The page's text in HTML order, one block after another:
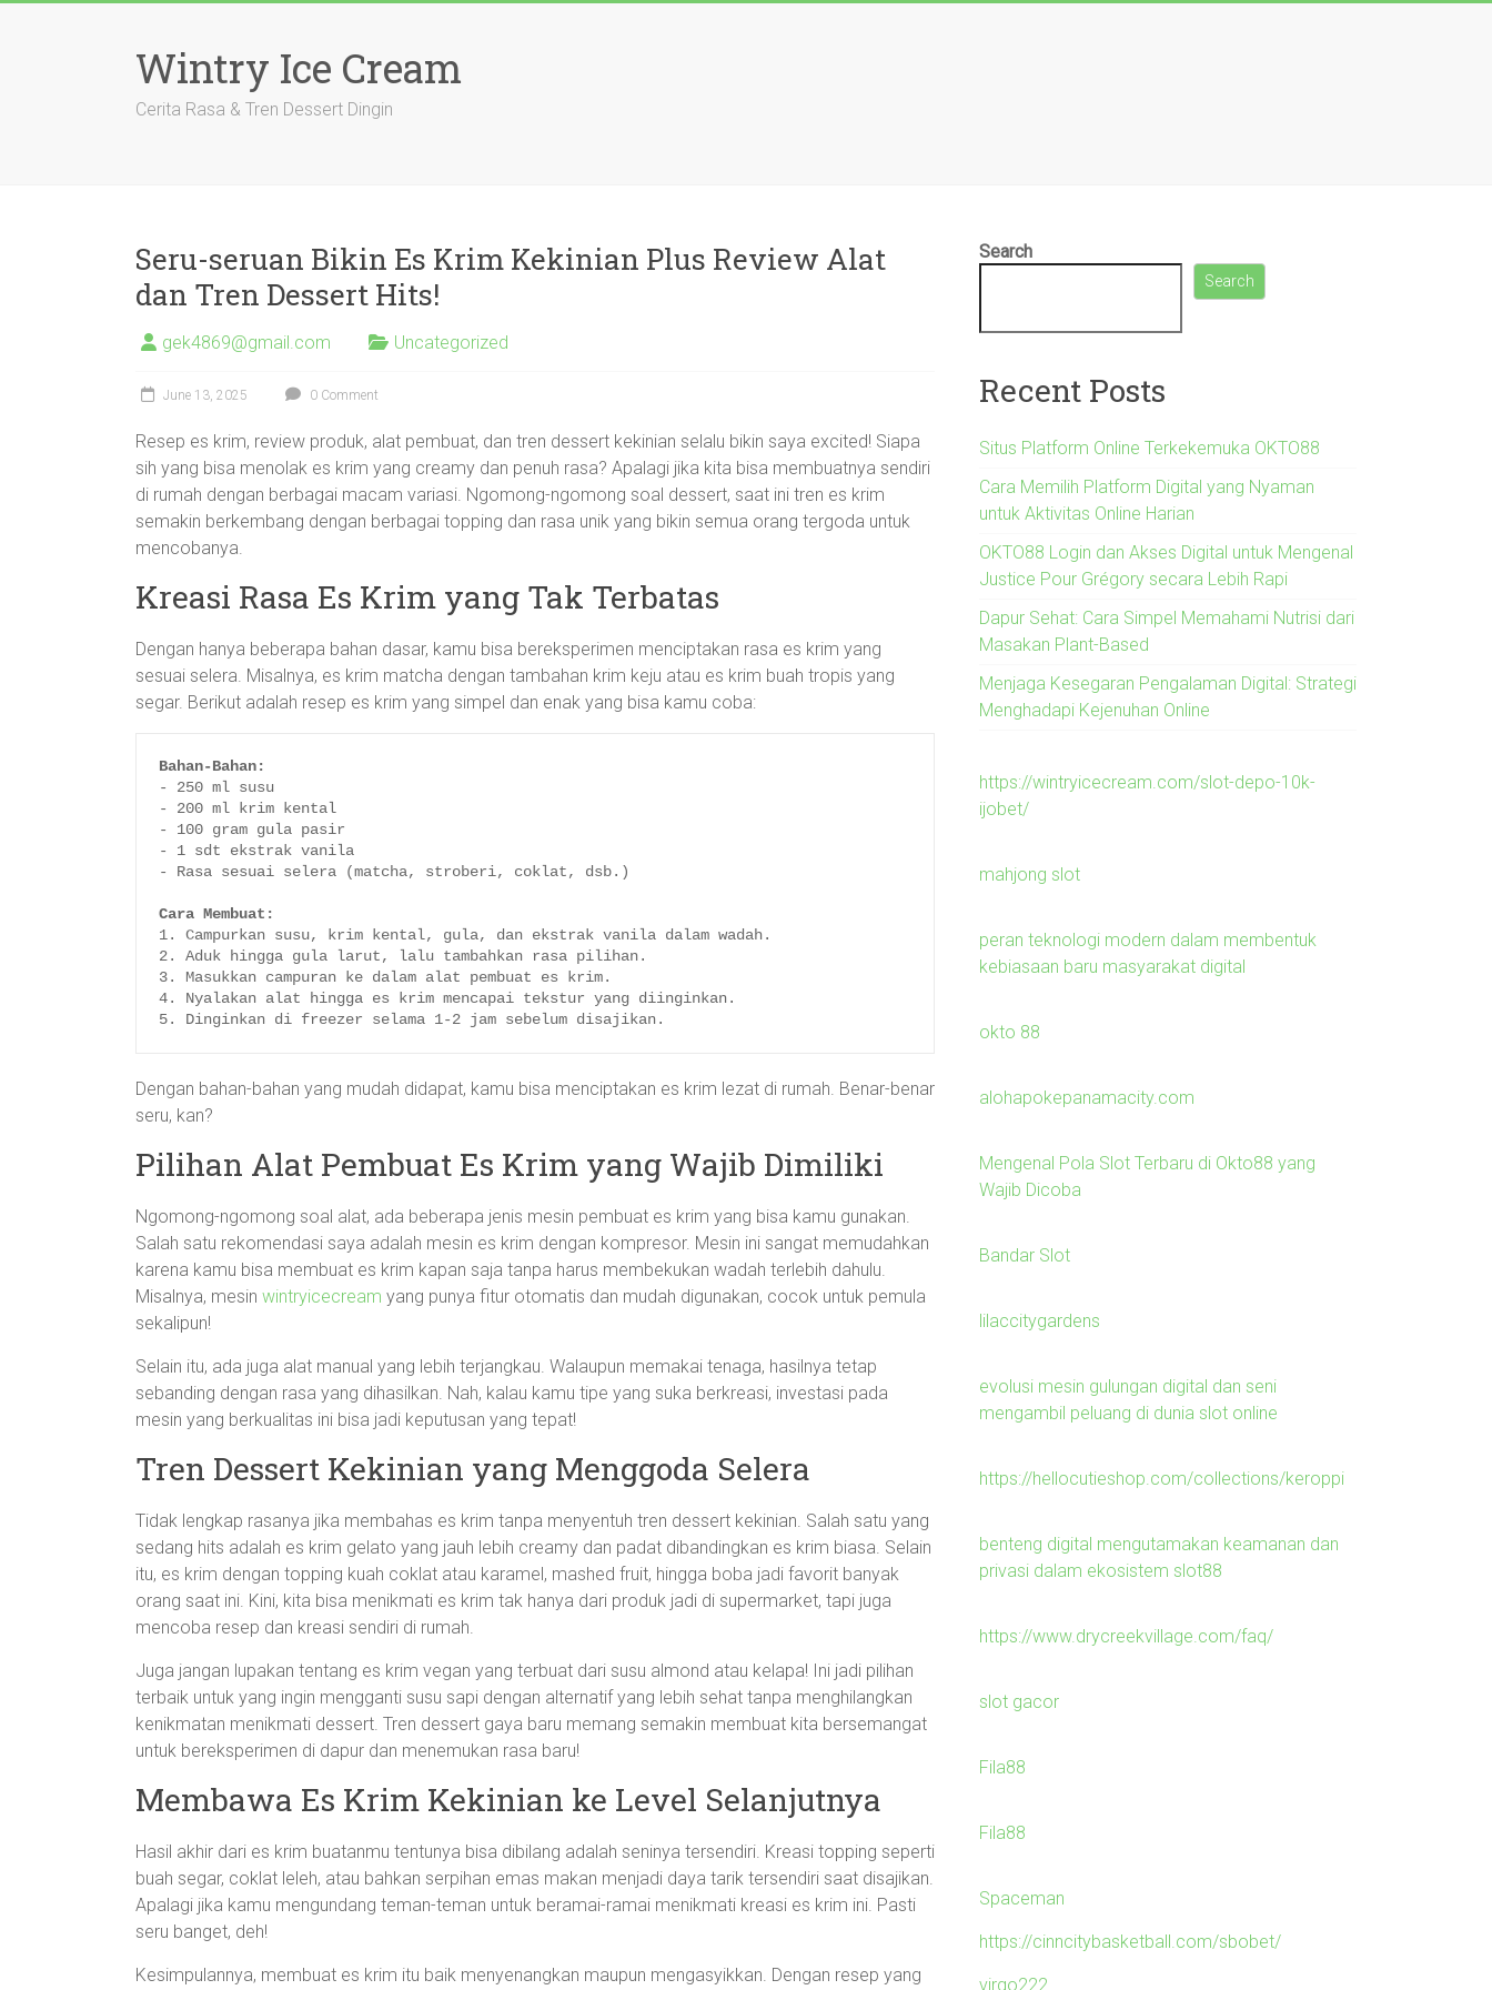
Wintry Ice Cream
Cerita Rasa & Tren Dessert Dingin
Seru-seruan Bikin Es Krim Kekinian Plus Review Alat
dan Tren Dessert Hits!
gek4869@gmail.com Uncategorized
June 13, 2025 0 Comment
Resep es krim, review produk, alat pembuat, dan tren dessert kekinian selalu bikin saya excited! Siapa
sih yang bisa menolak es krim yang creamy dan penuh rasa? Apalagi jika kita bisa membuatnya sendiri
di rumah dengan berbagai macam variasi. Ngomong-ngomong soal dessert, saat ini tren es krim
semakin berkembang dengan berbagai topping dan rasa unik yang bikin semua orang tergoda untuk
mencobanya.
Kreasi Rasa Es Krim yang Tak Terbatas
Dengan hanya beberapa bahan dasar, kamu bisa bereksperimen menciptakan rasa es krim yang
sesuai selera. Misalnya, es krim matcha dengan tambahan krim keju atau es krim buah tropis yang
segar. Berikut adalah resep es krim yang simpel dan enak yang bisa kamu coba:
Bahan-Bahan:
- 250 ml susu
- 200 ml krim kental
- 100 gram gula pasir
- 1 sdt ekstrak vanila
- Rasa sesuai selera (matcha, stroberi, coklat, dsb.)
Cara Membuat:
1. Campurkan susu, krim kental, gula, dan ekstrak vanila dalam wadah.
2. Aduk hingga gula larut, lalu tambahkan rasa pilihan.
3. Masukkan campuran ke dalam alat pembuat es krim.
4. Nyalakan alat hingga es krim mencapai tekstur yang diinginkan.
Dengan bahan-bahan yang mudah didapat, kamu bisa menciptakan es krim lezat di rumah. Benar-benar
seru, kan?
Pilihan Alat Pembuat Es Krim yang Wajib Dimiliki
Ngomong-ngomong soal alat, ada beberapa jenis mesin pembuat es krim yang bisa kamu gunakan.
Salah satu rekomendasi saya adalah mesin es krim dengan kompresor. Mesin ini sangat memudahkan
karena kamu bisa membuat es krim kapan saja tanpa harus membekukan wadah terlebih dahulu.
Misalnya, mesin wintryicecream yang punya fitur otomatis dan mudah digunakan, cocok untuk pemula
sekalipun!
Selain itu, ada juga alat manual yang lebih terjangkau. Walaupun memakai tenaga, hasilnya tetap
sebanding dengan rasa yang dihasilkan. Nah, kalau kamu tipe yang suka berkreasi, investasi pada
mesin yang berkualitas ini bisa jadi keputusan yang tepat!
Tren Dessert Kekinian yang Menggoda Selera
Tidak lengkap rasanya jika membahas es krim tanpa menyentuh tren dessert kekinian. Salah satu yang
sedang hits adalah es krim gelato yang jauh lebih creamy dan padat dibandingkan es krim biasa. Selain
itu, es krim dengan topping kuah coklat atau karamel, mashed fruit, hingga boba jadi favorit banyak
orang saat ini. Kini, kita bisa menikmati es krim tak hanya dari produk jadi di supermarket, tapi juga
mencoba resep dan kreasi sendiri di rumah.
Juga jangan lupakan tentang es krim vegan yang terbuat dari susu almond atau kelapa! Ini jadi pilihan
terbaik untuk yang ingin mengganti susu sapi dengan alternatif yang lebih sehat tanpa menghilangkan
kenikmatan menikmati dessert. Tren dessert gaya baru memang semakin membuat kita bersemangat
untuk bereksperimen di dapur dan menemukan rasa baru!
Membawa Es Krim Kekinian ke Level Selanjutnya
Hasil akhir dari es krim buatanmu tentunya bisa dibilang adalah seninya tersendiri. Kreasi topping seperti
buah segar, coklat leleh, atau bahkan serpihan emas makan menjadi daya tarik tersendiri saat disajikan.
Apalagi jika kamu mengundang teman-teman untuk beramai-ramai menikmati kreasi es krim ini. Pasti
seru banget, deh!
Kesimpulannya, membuat es krim itu baik menyenangkan maupun mengasyikkan. Dengan resep yang
Search
Search
Recent Posts
Situs Platform Online Terkekemuka OKTO88
Cara Memilih Platform Digital yang Nyaman
untuk Aktivitas Online Harian
OKTO88 Login dan Akses Digital untuk Mengenal
Justice Pour Grégory secara Lebih Rapi
Dapur Sehat: Cara Simpel Memahami Nutrisi dari
Masakan Plant-Based
Menjaga Kesegaran Pengalaman Digital: Strategi
Menghadapi Kejenuhan Online
https://wintryicecream.com/slot-depo-10k-
ijobet/
mahjong slot
peran teknologi modern dalam membentuk
kebiasaan baru masyarakat digital
okto 88
alohapokepanamacity.com
Mengenal Pola Slot Terbaru di Okto88 yang
Wajib Dicoba
Bandar Slot
lilaccitygardens
evolusi mesin gulungan digital dan seni
mengambil peluang di dunia slot online
https://hellocutieshop.com/collections/keroppi
benteng digital mengutamakan keamanan dan
privasi dalam ekosistem slot88
https://www.drycreekvillage.com/faq/
slot gacor
Fila88
Fila88
Spaceman
https://cinncitybasketball.com/sbobet/
virgo222